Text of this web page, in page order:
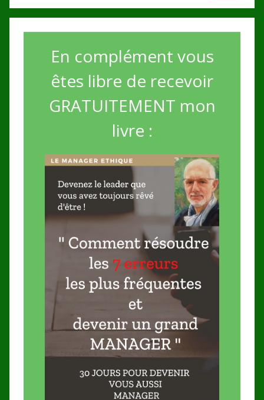
En complément vous
êtes libre de recevoir
GRATUITEMENT mon
livre :